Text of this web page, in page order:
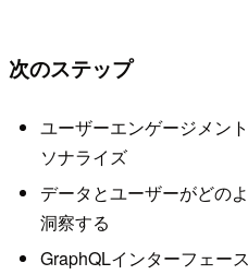
次のステップ
ユーザーエンゲージメン
ソナライズ
データとユーザーがどの
洞察する
GraphQLインターフェース